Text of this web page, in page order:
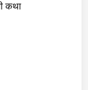
कथा